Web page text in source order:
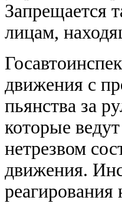
Запрещается
лицам,
движения с
пьянства за
которые
нетрезвом
движения.